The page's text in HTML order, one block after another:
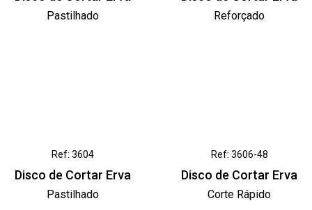
Pastilhado Reforçado
Ref: 3604
Disco de Cortar Erva
Pastilhado
Ref: 3606-48
Disco de Cortar Erva
Corte Rápido